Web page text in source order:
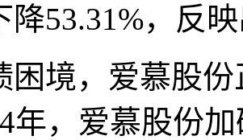
降53.31%，反
困境，爱慕股
年，爱慕股份